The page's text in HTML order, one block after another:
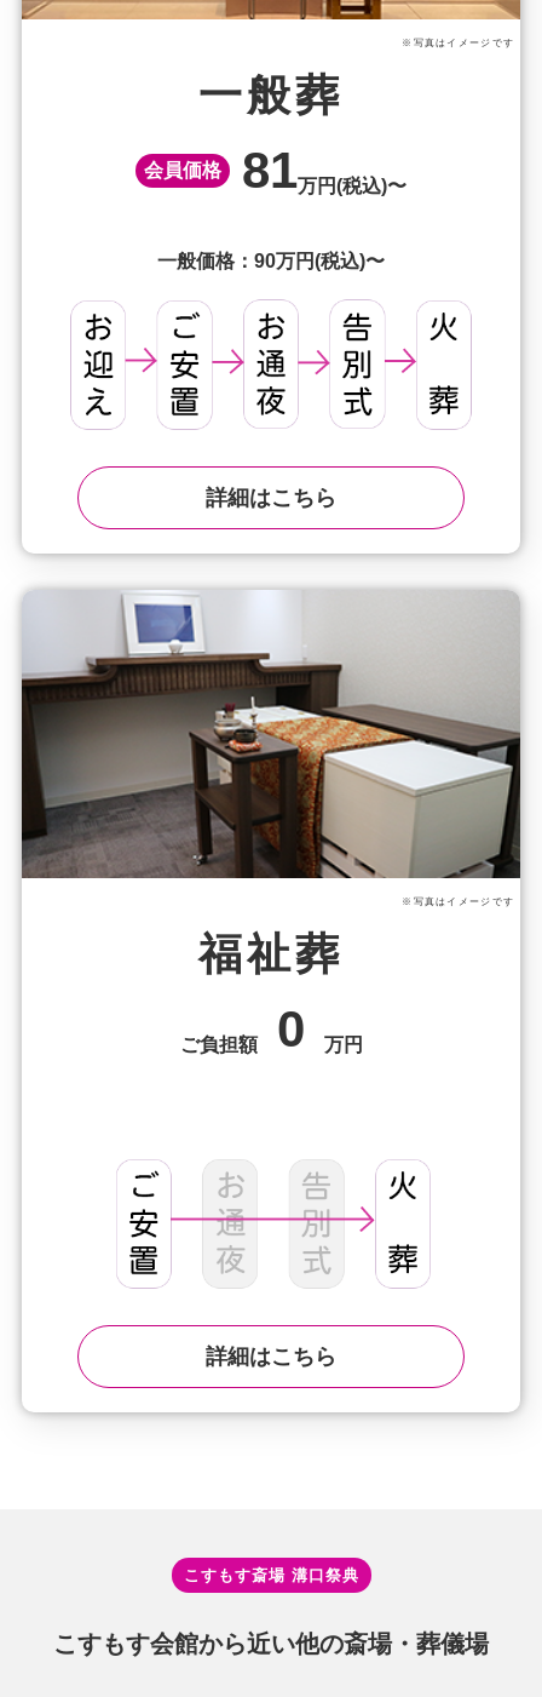
※写真はイメージです
一般葬
会員価格 81万円(税込)〜
一般価格：90万円(税込)〜
詳細はこちら
※写真はイメージです
福祉葬
ご負担額 0 万円
詳細はこちら
こすもす斎場 溝⼝祭典
こすもす会館から近い他の斎場・葬儀場